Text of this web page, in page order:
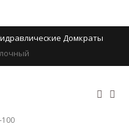
Домкраты
100